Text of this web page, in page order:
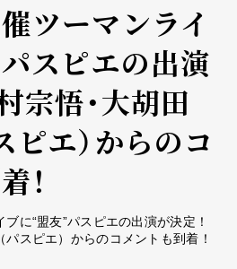
ツーマンライ
スピエの出演
宗悟・大胡田
ピエ）からのコ
！
に“盟友”パスピエの出演が決定！
スピエ）からのコメントも到着！